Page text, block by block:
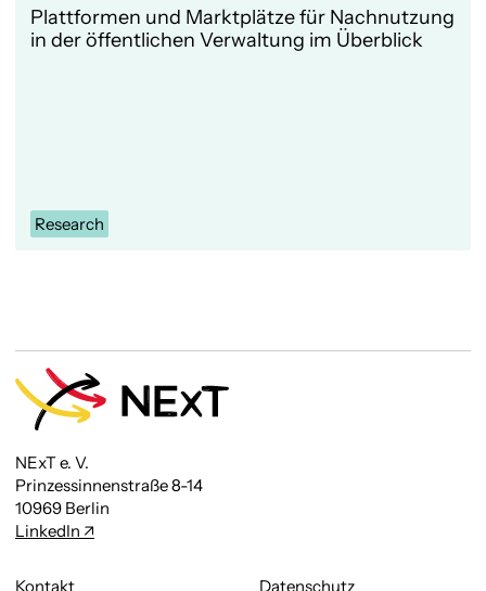
Plattformen und Marktplätze für Nachnutzung
in der öffentlichen Verwaltung im Überblick
Research
NExT e. V.
Prinzessinnenstraße 8-14
10969 Berlin
LinkedIn
Kontakt Datenschutz